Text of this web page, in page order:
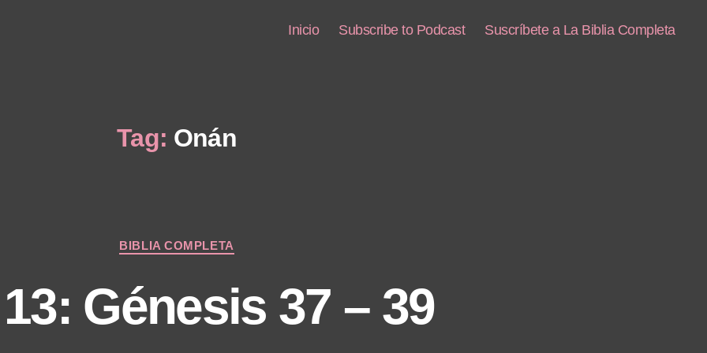
Inicio Subscribe to Podcast Suscríbete a La Biblia Completa
Tag: Onán
Categories
BIBLIA COMPLETA
Génesis 37 – 39